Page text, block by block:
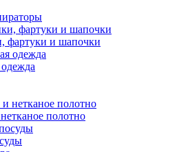
фартуки и шапочки
полотно